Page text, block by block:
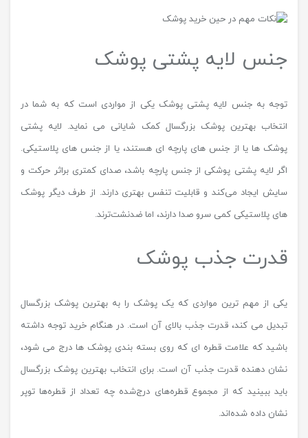
جنس لایه پشتی پوشک
توجه به جنس لایه پشتی پوشک یکی از مواردی است که به شما در
انتخاب بهترین پوشک بزرگسال کمک شایانی می نماید. لایه پشتی
پوشک ها یا از جنس های پارچه ای هستند، یا از جنس های پلاستیکی.
اگر لایه پشتی پوشکی از جنس پارچه باشد، صدای کمتری براثر حرکت و
سایش ایجاد می‌کند و قابلیت‌ تنفس بهتری دارند. از طرف دیگر پوشک
های پلاستیکی کمی سرو صدا دارند، اما ضدنشت‌ترند.
قدرت جذب پوشک
یکی از مهم ترین مواردی که یک پوشک را به بهترین پوشک بزرگسال
تبدیل می کند، قدرت جذب بالای آن است. در هنگام خرید توجه داشته
باشید که علامت قطره ای که روی بسته بندی پوشک ها درج می شود،
نشان دهنده قدرت جذب آن است. برای انتخاب بهترین پوشک بزرگسال
باید ببینید که از مجموع قطره‌های درج‌شده چه تعداد از قطره‌ها توپر
نشان داده شده‌اند.